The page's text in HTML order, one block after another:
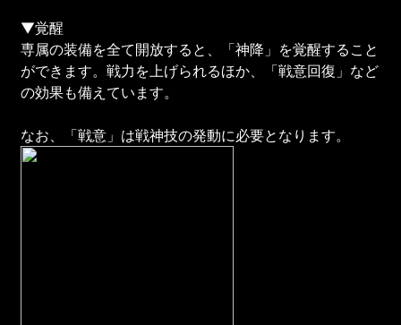
▼覚醒
専属の装備を全て開放すると、「神降」を覚醒すること
ができます。戦力を上げられるほか、「戦意回復」など
の効果も備えています。
なお、「戦意」は戦神技の発動に必要となります。